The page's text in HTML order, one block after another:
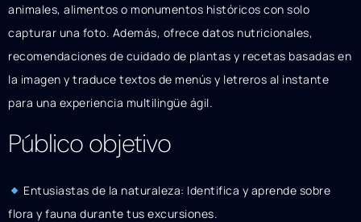
animales, alimentos o monumentos históricos con solo
capturar una foto. Además, ofrece datos nutricionales,
recomendaciones de cuidado de plantas y recetas basadas en
la imagen y traduce textos de menús y letreros al instante
para una experiencia multilingüe ágil.
Público objetivo
Entusiastas de la naturaleza: Identifica y aprende sobre
flora y fauna durante tus excursiones.